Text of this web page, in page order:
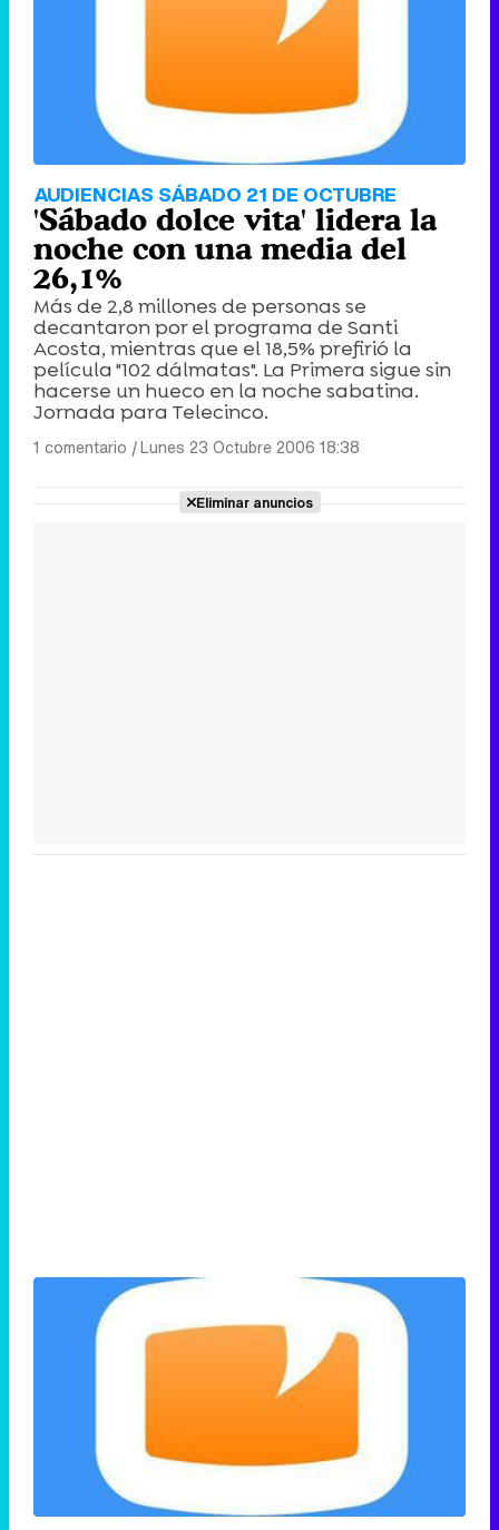
AUDIENCIAS SÁBADO 21 DE OCTUBRE
'Sábado dolce vita' lidera la
noche con una media del
26,1%
Más de 2,8 millones de personas se
decantaron por el programa de Santi
Acosta, mientras que el 18,5% prefirió la
película "102 dálmatas". La Primera sigue sin
hacerse un hueco en la noche sabatina.
Jornada para Telecinco.
1 comentario |Lunes 23 Octubre 2006 18:38
Eliminar anuncios